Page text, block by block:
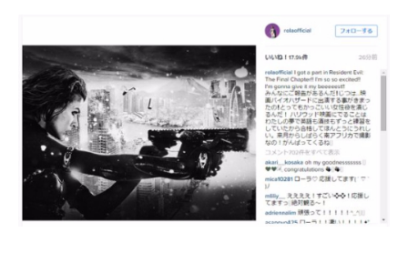
ビジネスと働き方のヒント
AI活用のいまが分かる
企業ITのトレンドを詳説
経営リーダーのコミュニティ
マーケ×ITの今がよく分かる